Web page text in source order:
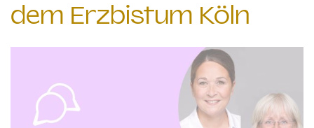
dem Erzbistum Köln